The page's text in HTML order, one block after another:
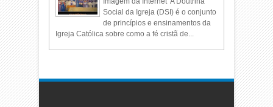
Social da Igreja (DSI) é o conjunto
de princípios e ensinamentos da
Igreja Católica sobre como a fé cristã de...